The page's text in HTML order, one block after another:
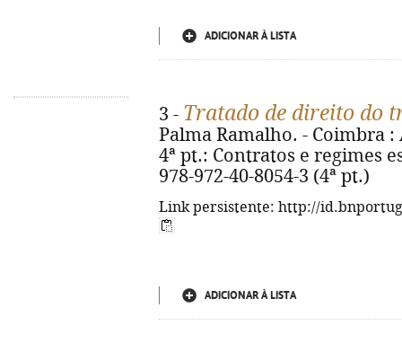
ADICIONAR À LISTA
3 - Tratado de direito do
Palma Ramalho. - Coimbra
4ª pt.: Contratos e regimes
978-972-40-8054-3 (4ª pt.)
Link persistente: http://
ADICIONAR À LISTA